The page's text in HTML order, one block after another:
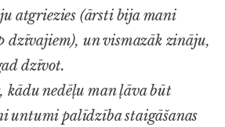
atgriezies (ārsti bija mani
dzīvajiem), un vismazāk zināju,
dzīvot.
kādu nedēļu man ļāva būt
untumi palīdzība staigāšanas